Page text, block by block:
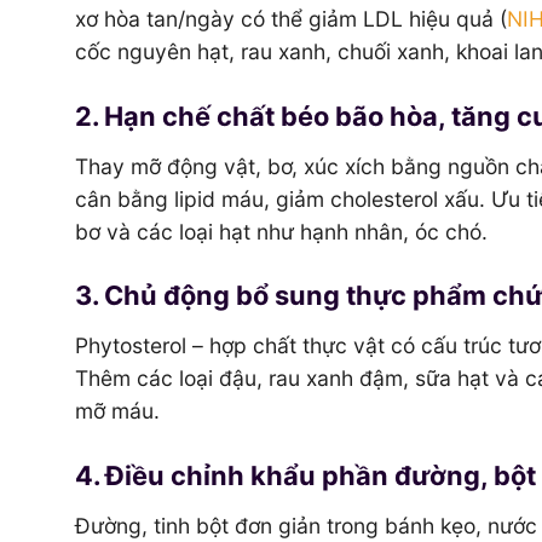
xơ hòa tan/ngày có thể giảm LDL hiệu quả (
cốc nguyên hạt, rau xanh, chuối xanh, khoai
2. Hạn chế chất béo bão hòa, tăng
Thay mỡ động vật, bơ, xúc xích bằng nguồn
cân bằng lipid máu, giảm cholesterol xấu. Ưu
bơ và các loại hạt như hạnh nhân, óc chó.
3. Chủ động bổ sung thực phẩm
Phytosterol – hợp chất thực vật có cấu trúc
Thêm các loại đậu, rau xanh đậm, sữa hạt và
mỡ máu.
4. Điều chỉnh khẩu phần đường,
Đường, tinh bột đơn giản trong bánh kẹo,